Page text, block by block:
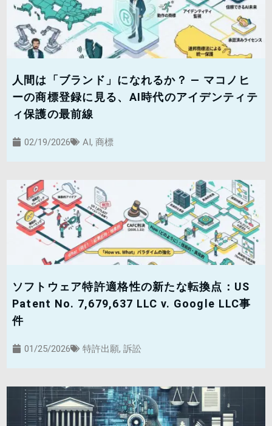
人間は「ブランド」になれるか？ — マコノヒ
ーの商標登録に見る、AI時代のアイデンティテ
ィ保護の最前線
02/19/2026 AI, 商標
ソフトウェア特許適格性の新たな転換点：US
Patent No. 7,679,637 LLC v. Google LLC事
件
01/25/2026 特許出願, 訴訟